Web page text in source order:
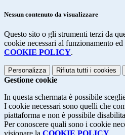
Nessun contenuto da visualizzare
Questo sito o gli strumenti terzi da
cookie necessari al funzionamento
COOKIE POLICY.
Personalizza Rifiuta tutti i cookies
Gestione cookie
In questa schermata è possibile
I cookie necessari sono quelli che
piattaforma e non è possibile
Per conoscere quali sono i cookie